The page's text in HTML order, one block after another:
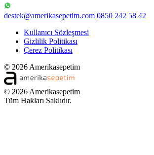
destek@amerikasepetim.com 0850 242 58 42
Kullanıcı Sözleşmesi
Gizlilik Politikası
Çerez Politikası
© 2026 Amerikasepetim
© 2026 Amerikasepetim
Tüm Hakları Saklıdır.